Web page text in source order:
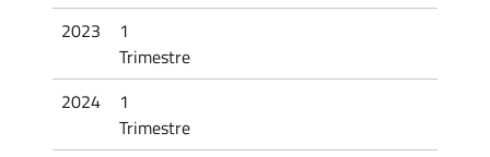
2023
1
Trimestre
2024
1
Trimestre